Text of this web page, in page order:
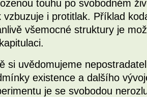
touhu po svobodném
vzbuzuje i protitlak. Příklad
všemocné struktury je
si uvědomujeme
existence a dalšího
je se svobodou